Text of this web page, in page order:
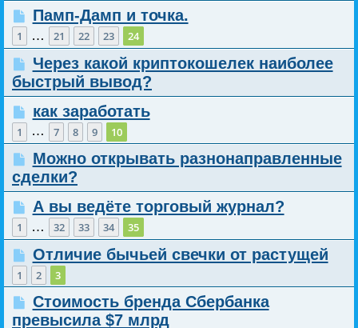
Памп-Дамп и точка.
1 … 21 22 23 24
Через какой криптокошелек наиболее
быстрый вывод?
как заработать
1 … 7 8 9 10
Можно открывать разнонаправленные
сделки?
А вы ведёте торговый журнал?
1 … 32 33 34 35
Отличие бычьей свечки от растущей
1 2 3
Стоимость бренда Сбербанка
превысила $7 млрд